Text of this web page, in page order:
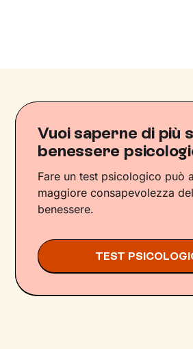
Vuoi saperne di più
benessere
Fare un test psicologico può
maggiore consapevolezza
benessere.
TEST